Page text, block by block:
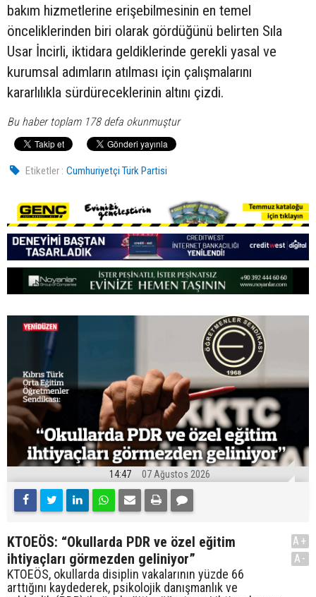
bakım hizmetlerine erişebilmesinin en temel
önceliklerinden biri olarak gördüğünü belirten Sıla
Usar İncirli, iktidara geldiklerinde gerekli yasal ve
kurumsal adımların atılması için çalışmalarını
kararlılıkla sürdüreceklerinin altını çizdi.
Bu haber toplam 178 defa okunmuştur
Etiketler : Cumhuriyetçi Türk Partisi
14:47 07 Ağustos 2026
KTOEÖS: “Okullarda PDR ve özel eğitim
ihtiyaçları görmezden geliniyor”
KTOEÖS, okullarda disiplin vakalarının yüzde 66
arttığını kaydederek, psikolojik danışmanlık ve
A+
A-